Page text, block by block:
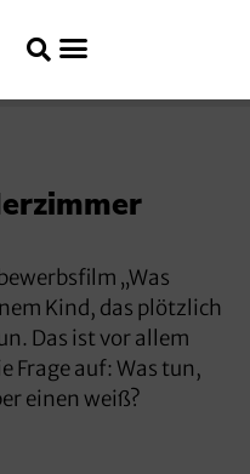
„Was
Kind, das plötzlich
Das ist vor allem
Frage auf: Was tun,
einen weiß?